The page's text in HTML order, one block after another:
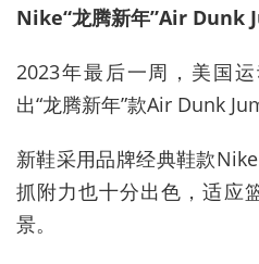
Nike“龙腾新年”Air Dunk
2023年最后一周，美国
出“龙腾新年”款Air Dunk
新鞋采用品牌经典鞋款Nike
抓附力也十分出色 ，适应
景。